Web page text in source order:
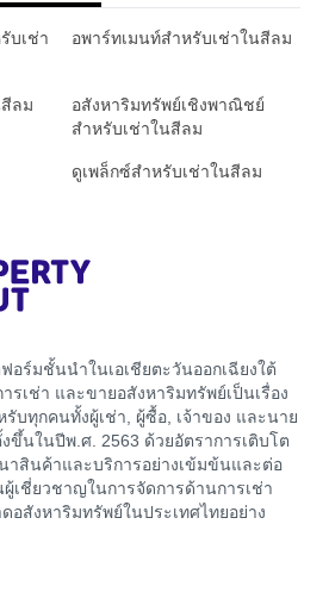
บเช่า
อพาร์ทเมนท์สำหรับเช่าในสีลม
ลม
อสังหาริมทรัพย์เชิงพาณิชย์
สำหรับเช่าในสีลม
ดูเพล็กซ์สำหรับเช่าในสีลม
อร์มชั้นนำในเอเชียตะวันออกเฉียงใต้
รเช่า และขายอสังหาริมทรัพย์เป็นเรื่อง
บทุกคนทั้งผู้เช่า, ผู้ซื้อ, เจ้าของ และนาย
ขึ้นในปีพ.ศ. 2563 ด้วยอัตราการเติบโต
าสินค้าและบริการอย่างเข้มข้นและต่อ
เชี่ยวชาญในการจัดการด้านการเช่า
สังหาริมทรัพย์ในประเทศไทยอย่าง